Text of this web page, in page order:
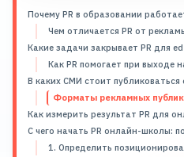
Почему PR в образовании
Чем отличается PR от
Какие задачи закрывает PR для
Как PR помогает при выходе
В каких СМИ стоит
Форматы рекламных
Как измерить результат PR для
С чего начать PR онлайн-школы:
1. Определить